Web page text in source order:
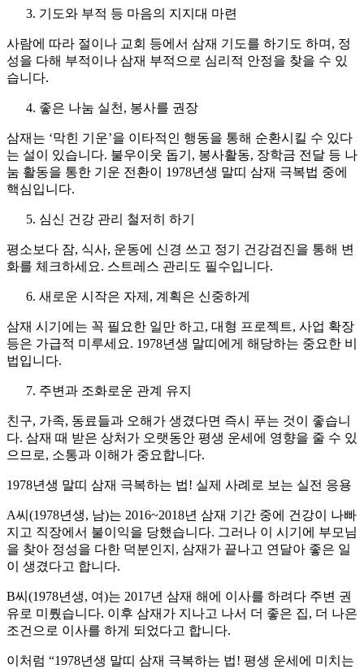
기도와 부적 등 마음의 지지대 마련
사람에 따라 절이나 교회 등에서 삼재 기도를 하기도 하며, 정
성을 다해 부적이나 삼재 부적으로 심리적 안정을 찾을 수 있
습니다.
좋은 나눔 실천, 봉사를 권장
삼재는 ‘막힌 기운’을 이타적인 행동을 통해 순환시킬 수 있다
는 설이 있습니다. 불우이웃 돕기, 봉사활동, 장학금 전달 등 나
눔 활동을 통한 기운 전환이 1978년생 말띠 삼재 극복법 중에
핵심입니다.
심신 건강 관리 철저히 하기
평소보다 잠, 식사, 운동에 신경 쓰고 정기 건강검진을 통해 변
화를 체크하세요. 스트레스 관리도 필수입니다.
새로운 시작은 자제, 계획은 신중하게
삼재 시기에는 꼭 필요한 일만 하고, 대형 프로젝트, 사업 확장
등은 가급적 미루세요. 1978년생 말띠에게 해당하는 중요한 비
법입니다.
주변과 조화로운 관계 유지
친구, 가족, 동료들과 오해가 생겼다면 즉시 푸는 것이 좋습니
다. 삼재 때 받은 상처가 오랫동안 평생 운세에 영향을 줄 수 있
으므로, 소통과 이해가 중요합니다.
1978년생 말띠 삼재 극복하는 법! 실제 사례로 보는 실전 응용
A씨(1978년생, 남)는 2016~2018년 삼재 기간 중에 건강이 나빠
지고 직장에서 불이익을 당했습니다. 그러나 이 시기에 부모님
을 찾아 정성을 다한 덕분인지, 삼재가 끝나고 연달아 좋은 일
이 생겼다고 합니다.
B씨(1978년생, 여)는 2017년 삼재 해에 이사를 하려다 주변 권
유로 미뤘습니다. 이후 삼재가 지나고 나서 더 좋은 집, 더 나은
조건으로 이사를 하게 되었다고 합니다.
이처럼 “1978년생 말띠 삼재 극복하는 법! 평생 운세에 미치는